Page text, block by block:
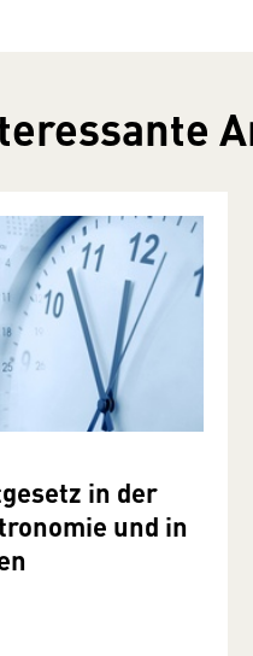
in der
und in